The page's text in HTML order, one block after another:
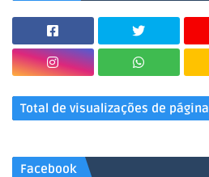
Total de visualizações de página
Facebook